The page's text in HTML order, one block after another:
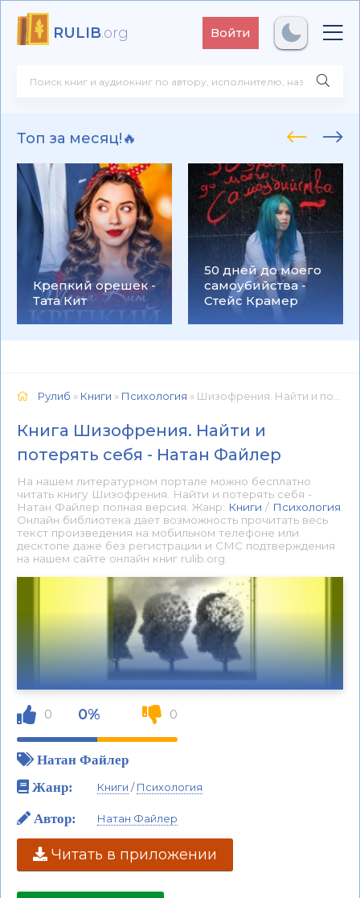
RULIB.org Войти
Топ за месяц!🔥
Крепкий орешек -
Тата Кит
50 дней до моего
самоубийства -
Стейс Крамер
Рулиб » Книги » Психология » Шизофрения. Найти и потерять себя - Натан Файлер 📕 - Книга онлайн бесплатно
Книга Шизофрения. Найти и
потерять себя - Натан Файлер
На нашем литературном портале можно бесплатно
читать книгу Шизофрения. Найти и потерять себя -
Натан Файлер полная версия. Жанр: Книги / Психология
Онлайн библиотека дает возможность прочитать весь
текст произведения на мобильном телефоне или
десктопе даже без регистрации и СМС подтверждения
на нашем сайте онлайн книг rulib.org.
0 0% 0
Натан Файлер
Жанр:
Книги /Психология
Автор: Натан Файлер
Читать в приложении